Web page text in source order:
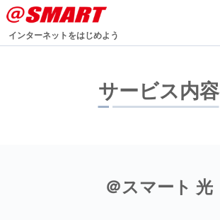
インターネットをはじめよう
サービス内容
＠スマート 光